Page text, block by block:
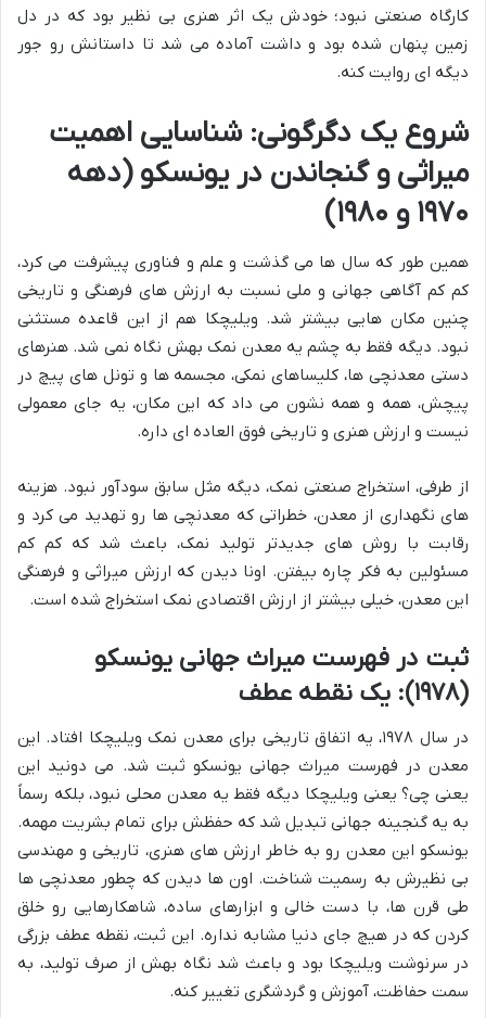
کارگاه صنعتی نبود؛ خودش یک اثر هنری بی نظیر بود که در دل
زمین پنهان شده بود و داشت آماده می شد تا داستانش رو جور
دیگه ای روایت کنه.
شروع یک دگرگونی: شناسایی اهمیت
میراثی و گنجاندن در یونسکو (دهه
۱۹۷۰ و ۱۹۸۰)
همین طور که سال ها می گذشت و علم و فناوری پیشرفت می کرد،
کم کم آگاهی جهانی و ملی نسبت به ارزش های فرهنگی و تاریخی
چنین مکان هایی بیشتر شد. ویلیچکا هم از این قاعده مستثنی
نبود. دیگه فقط به چشم یه معدن نمک بهش نگاه نمی شد. هنرهای
دستی معدنچی ها، کلیساهای نمکی، مجسمه ها و تونل های پیچ در
پیچش، همه و همه نشون می داد که این مکان، یه جای معمولی
نیست و ارزش هنری و تاریخی فوق العاده ای داره.
از طرفی، استخراج صنعتی نمک، دیگه مثل سابق سودآور نبود. هزینه
های نگهداری از معدن، خطراتی که معدنچی ها رو تهدید می کرد و
رقابت با روش های جدیدتر تولید نمک، باعث شد که کم کم
مسئولین به فکر چاره بیفتن. اونا دیدن که ارزش میراثی و فرهنگی
این معدن، خیلی بیشتر از ارزش اقتصادی نمک استخراج شده است.
ثبت در فهرست میراث جهانی یونسکو
(۱۹۷۸): یک نقطه عطف
در سال ۱۹۷۸، یه اتفاق تاریخی برای معدن نمک ویلیچکا افتاد. این
معدن در فهرست میراث جهانی یونسکو ثبت شد. می دونید این
یعنی چی؟ یعنی ویلیچکا دیگه فقط یه معدن محلی نبود، بلکه رسماً
به یه گنجینه جهانی تبدیل شد که حفظش برای تمام بشریت مهمه.
یونسکو این معدن رو به خاطر ارزش های هنری، تاریخی و مهندسی
بی نظیرش به رسمیت شناخت. اون ها دیدن که چطور معدنچی ها
طی قرن ها، با دست خالی و ابزارهای ساده، شاهکارهایی رو خلق
کردن که در هیچ جای دنیا مشابه نداره. این ثبت، نقطه عطف بزرگی
در سرنوشت ویلیچکا بود و باعث شد نگاه بهش از صرف تولید، به
سمت حفاظت، آموزش و گردشگری تغییر کنه.